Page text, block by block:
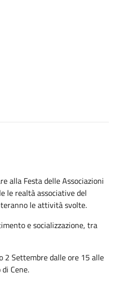
alla Festa delle Associazioni
le realtà associative del
le attività svolte.
e socializzazione, tra
2 Settembre dalle ore 15 alle
Cene.